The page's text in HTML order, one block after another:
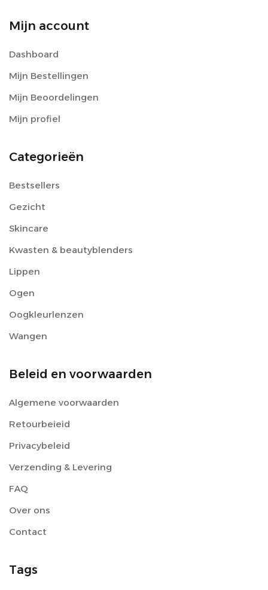
Mijn account
Dashboard
Mijn Bestellingen
Mijn Beoordelingen
Mijn profiel
Categorieën
Bestsellers
Gezicht
Skincare
Kwasten & beautyblenders
Lippen
Ogen
Oogkleurlenzen
Wangen
Beleid en voorwaarden
Algemene voorwaarden
Retourbeieid
Privacybeleid
Verzending & Levering
FAQ
Over ons
Contact
Tags